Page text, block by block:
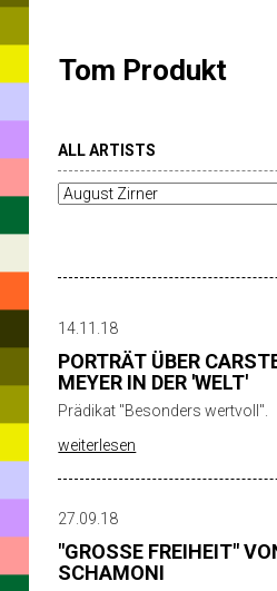
Tom Produkt
ALL ARTISTS
14.11.18
PORTRÄT ÜBER
MEYER IN DER 'WELT'
Prädikat "Besonders wertvoll".
weiterlesen
27.09.18
"GROSSE FREIHEIT"
CHAMONI